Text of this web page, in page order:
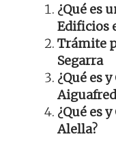
¿Qué es
Edificios
Trámite
Segarra
¿Qué es
¿Qué es
Alella?